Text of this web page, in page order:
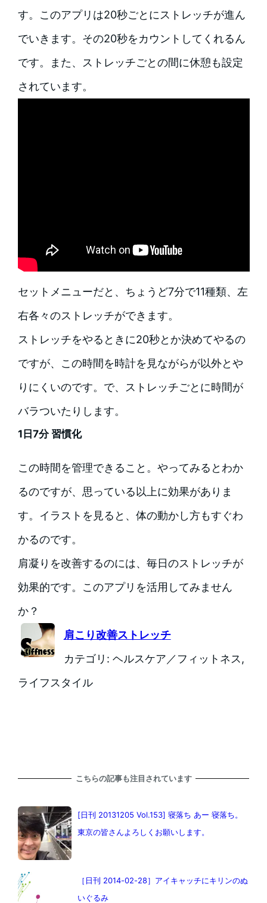
す。このアプリは20秒ごとにストレッチが進ん
でいきます。その20秒をカウントしてくれるん
です。また、ストレッチごとの間に休憩も設定
されています。
セットメニューだと、ちょうど7分で11種類、左
右各々のストレッチができます。
ストレッチをやるときに20秒とか決めてやるの
ですが、この時間を時計を見ながらが以外とや
りにくいのです。で、ストレッチごとに時間が
バラついたりします。
1日7分 習慣化
この時間を管理できること。やってみるとわか
るのですが、思っている以上に効果がありま
す。イラストを見ると、体の動かし方もすぐわ
かるのです。
肩凝りを改善するのには、毎日のストレッチが
効果的です。このアプリを活用してみません
か？
肩こり改善ストレッチ
カテゴリ: ヘルスケア／フィットネス,
ライフスタイル
こちらの記事も注目されています
[日刊 20131205 Vol.153] 寝落ち あー 寝落ち。
東京の皆さんよろしくお願いします。
［日刊 2014-02-28］アイキャッチにキリンのぬ
いぐるみ